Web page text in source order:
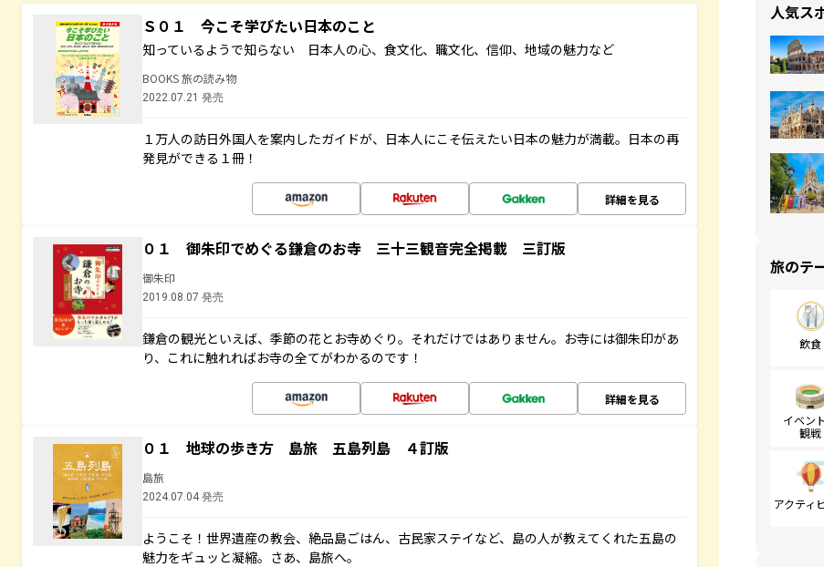
Ｓ０１ 今こそ学びたい日本のこと
知っているようで知らない 日本人の心、食文化、職文化、信仰、地域の魅力など
BOOKS 旅の読み物
2022.07.21 発売
１万人の訪日外国人を案内したガイドが、日本人にこそ伝えたい日本の魅力が満載。日本の再
発見ができる１冊！
詳細を見る
０１ 御朱印でめぐる鎌倉のお寺 三十三観音完全掲載 三訂版
御朱印
2019.08.07 発売
鎌倉の観光といえば、季節の花とお寺めぐり。それだけではありません。お寺には御朱印があ
り、これに触れればお寺の全てがわかるのです！
詳細を見る
０１ 地球の歩き方 島旅 五島列島 ４訂版
島旅
2024.07.04 発売
ようこそ！世界遺産の教会、絶品島ごはん、古民家ステイなど、島の人が教えてくれた五島の
魅力をギュッと凝縮。さあ、島旅へ。
人気ス
旅のテ
飲食
イベン
観戦
アクティ